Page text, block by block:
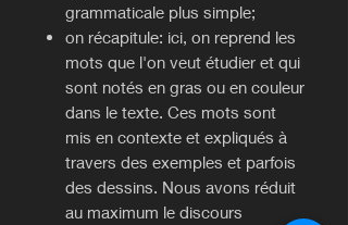
grammaticale plus simple;
on récapitule: ici, on reprend les
mots que l'on veut étudier et qui
sont notés en gras ou en couleur
dans le texte. Ces mots sont
mis en contexte et expliqués à
travers des exemples et parfois
des dessins. Nous avons réduit
au maximum le discours